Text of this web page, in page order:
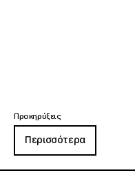
Προκηρύξεις
Περισσότερα